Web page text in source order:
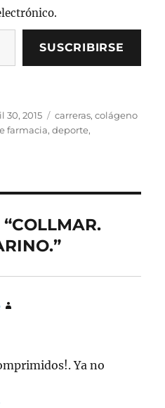
rt
ir
SUSCRIBIRSE
30, 2015 Categorías
carreras,colágeno
farmacia,deporte,
Ya no